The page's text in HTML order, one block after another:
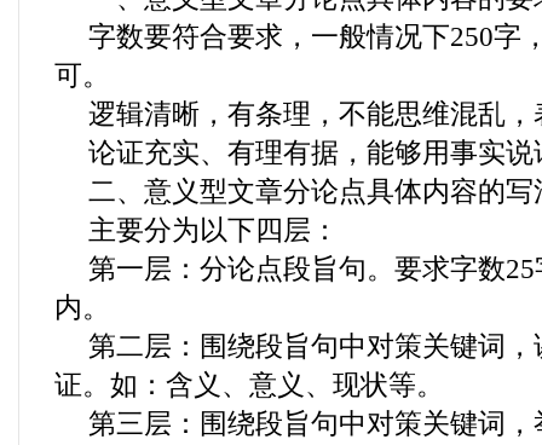
字数要符合要求，一般情况下250字
可。
逻辑清晰，有条理，不能思维混乱
论证充实、有理有据，能够用事实说
二、意义型文章分论点具体内容的写
主要分为以下四层：
第一层：分论点段旨句。要求字数
内。
第二层：围绕段旨句中对策关键词
证。如：含义、意义、现状等。
第三层：围绕段旨句中对策关键词